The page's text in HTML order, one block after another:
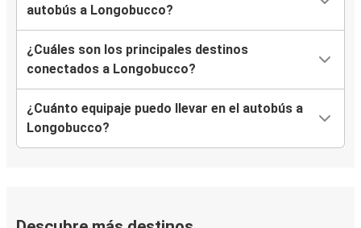
autobús a Longobucco?
¿Cuáles son los principales destinos
conectados a Longobucco?
¿Cuánto equipaje puedo llevar en el autobús a
Longobucco?